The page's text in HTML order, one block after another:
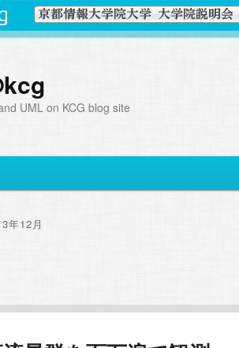
UML on KCG blog site
年12月